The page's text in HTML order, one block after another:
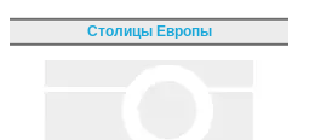
Столицы Европы